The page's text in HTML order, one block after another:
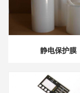
静电保护膜